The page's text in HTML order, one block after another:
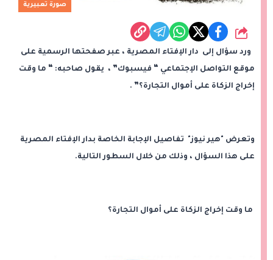
صورة تعبيرية
شارك
ورد سؤال إلى دار الإفتاء المصرية ، عبر صفحتها الرسمية على
موقع التواصل الإجتماعي “ فيسبوك” ، يقول صاحبه: “ ما وقت
إخراج الزكاة على أموال التجارة؟” .
وتعرض "هير نيوز" تفاصيل الإجابة الخاصة بدار الإفتاء المصرية
على هذا السؤال ، وذلك من خلال السطور التالية.
ما وقت إخراج الزكاة على أموال التجارة؟